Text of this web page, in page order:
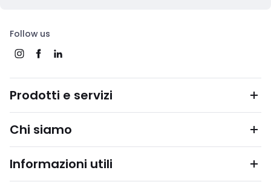
Follow us
Prodotti e servizi
Chi siamo
Informazioni utili